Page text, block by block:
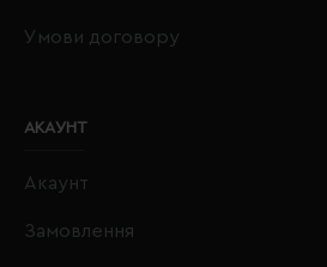
Умови договору
АКАУНТ
Акаунт
Замовлення